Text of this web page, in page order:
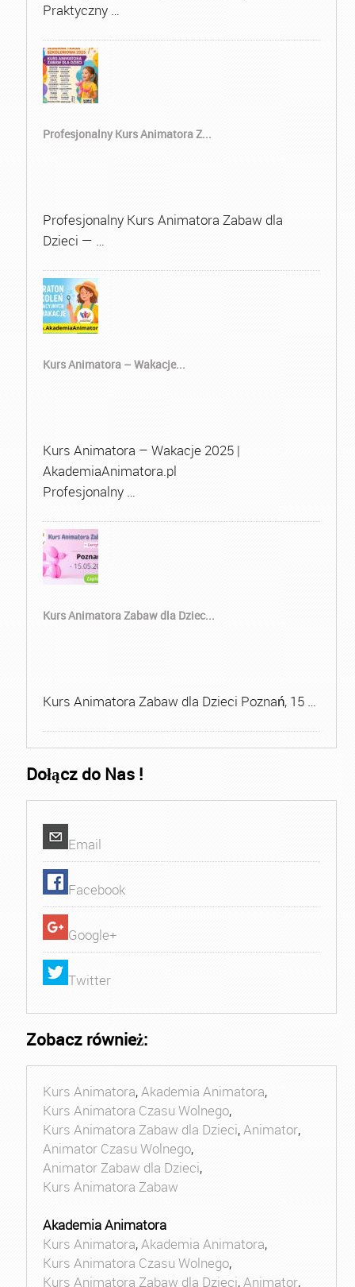
Praktyczny …
Profesjonalny Kurs Animatora Z...
Profesjonalny Kurs Animatora Zabaw dla
Dzieci — …
Kurs Animatora – Wakacje...
Kurs Animatora – Wakacje 2025 |
AkademiaAnimatora.pl
Profesjonalny …
Kurs Animatora Zabaw dla Dziec...
Kurs Animatora Zabaw dla Dzieci Poznań, 15 …
Dołącz do Nas !
Email
Facebook
Google+
Twitter
Zobacz również:
Kurs Animatora,Akademia Animatora,
Kurs Animatora Czasu Wolnego,
Kurs Animatora Zabaw dla Dzieci,Animator,
Animator Czasu Wolnego,
Animator Zabaw dla Dzieci,
Kurs Animatora Zabaw
Akademia Animatora
Kurs Animatora,Akademia Animatora,
Kurs Animatora Czasu Wolnego,
Kurs Animatora Zabaw dla Dzieci,Animator,